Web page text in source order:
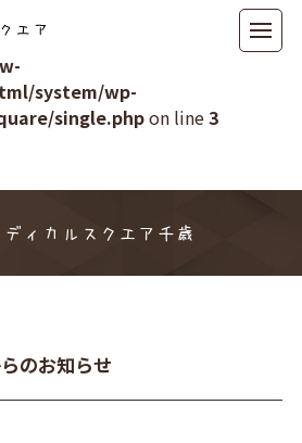
メディカルスクエア
property "ID" on null in
system/wp-
single.phpon line3
ディカルスクエア千歳
のお知らせ